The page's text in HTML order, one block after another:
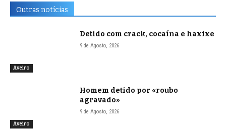
Outras notícias
Aveiro
Detido com crack, cocaína e haxixe
9 de Agosto, 2026
Aveiro
Homem detido por «roubo
agravado»
9 de Agosto, 2026